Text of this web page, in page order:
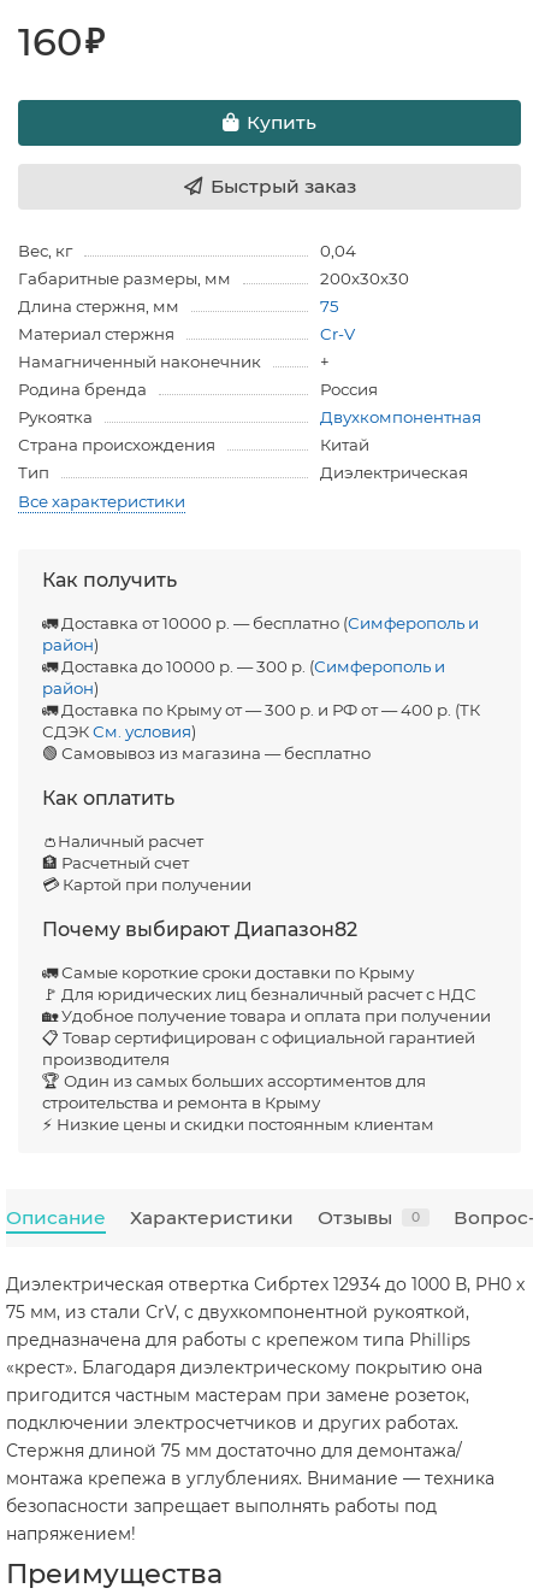
160₽
Купить
Быстрый заказ
Вес, кг
0,04
Габаритные размеры, мм
200х30х30
Длина стержня, мм
75
Материал стержня
Cr-V
Намагниченный наконечник
+
Родина бренда
Россия
Рукоятка
Двухкомпонентная
Страна происхождения
Китай
Тип
Диэлектрическая
Все характеристики
Как получить
🚛 Доставка от 10000 р. — бесплатно (Симферополь и
район)
🚛 Доставка до 10000 р. — 300 р. (Симферополь и
район)
🚛 Доставка по Крыму от — 300 р. и РФ от — 400 р. (ТК
СДЭКСм. условия)
🟢 Самовывоз из магазина — бесплатно
Как оплатить
👛Наличный расчет
🏦 Расчетный счет
💳 Картой при получении
Почему выбирают Диапазон82
🚛 Самые короткие сроки доставки по Крыму
🚩 Для юридических лиц безналичный расчет с НДС
🏡 Удобное получение товара и оплата при получении
📋 Товар сертифицирован с официальной гарантией
производителя
🏆 Один из самых больших ассортиментов для
строительства и ремонта в Крыму
⚡ Низкие цены и скидки постоянным клиентам
Описание Характеристики Отзывы 0 Вопрос-
Диэлектрическая отвертка Сибртех 12934 до 1000 В, PH0 x
75 мм, из стали CrV, с двухкомпонентной рукояткой,
предназначена для работы с крепежом типа Phillips
«крест». Благодаря диэлектрическому покрытию она
пригодится частным мастерам при замене розеток,
подключении электросчетчиков и других работах.
Стержня длиной 75 мм достаточно для демонтажа/
монтажа крепежа в углублениях. Внимание — техника
безопасности запрещает выполнять работы под
напряжением!
Преимущества